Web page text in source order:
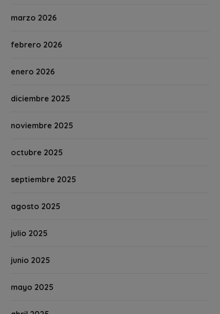
marzo 2026
febrero 2026
enero 2026
diciembre 2025
noviembre 2025
octubre 2025
septiembre 2025
agosto 2025
julio 2025
junio 2025
mayo 2025